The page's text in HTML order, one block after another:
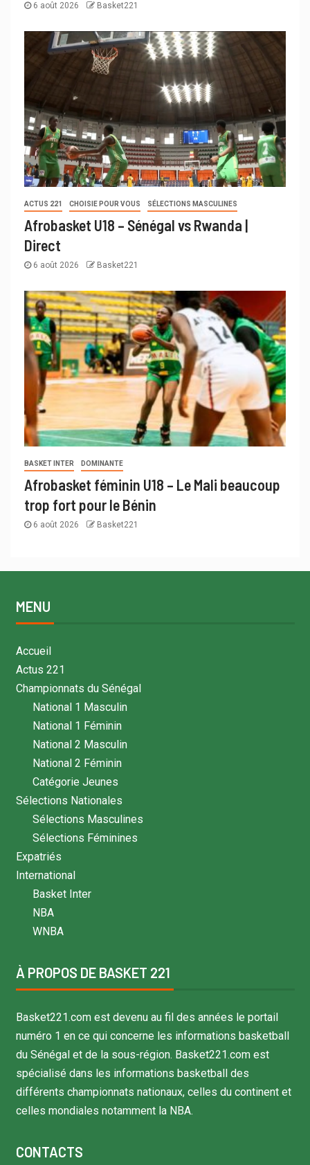
6 août 2026 Basket221
ACTUS 221 CHOISIE POUR VOUS SÉLECTIONS MASCULINES
Afrobasket U18 – Sénégal vs Rwanda |
Direct
6 août 2026 Basket221
BASKET INTER DOMINANTE
Afrobasket féminin U18 – Le Mali beaucoup
trop fort pour le Bénin
6 août 2026 Basket221
MENU
Accueil
Actus 221
Championnats du Sénégal
National 1 Masculin
National 1 Féminin
National 2 Masculin
National 2 Féminin
Catégorie Jeunes
Sélections Nationales
Sélections Masculines
Sélections Féminines
Expatriés
International
Basket Inter
NBA
WNBA
À PROPOS DE BASKET 221
Basket221.com est devenu au fil des années le portail
numéro 1 en ce qui concerne les informations basketball
du Sénégal et de la sous-région. Basket221.com est
spécialisé dans les informations basketball des
différents championnats nationaux, celles du continent et
celles mondiales notamment la NBA.
CONTACTS